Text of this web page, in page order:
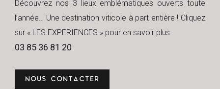
Découvrez nos 3 lieux emblématiques ouverts toute
l’année… Une destination viticole à part entière ! Cliquez
sur « LES EXPERIENCES » pour en savoir plus
03 85 36 81 20
NOUS CONTACTER